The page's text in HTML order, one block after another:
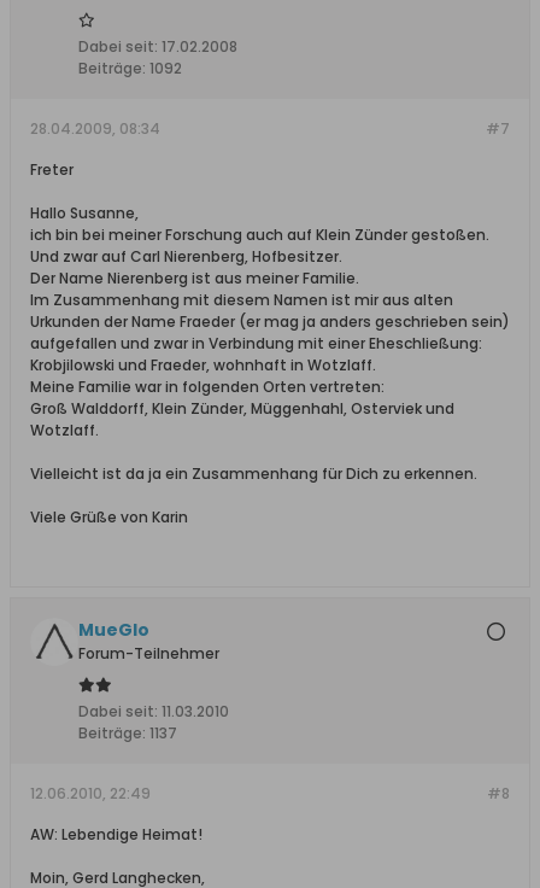
Dabei seit: 17.02.2008
Beiträge: 1092
#7
28.04.2009, 08:34
Freter
Hallo Susanne,
ich bin bei meiner Forschung auch auf Klein Zünder gestoßen.
Und zwar auf Carl Nierenberg, Hofbesitzer.
Der Name Nierenberg ist aus meiner Familie.
Im Zusammenhang mit diesem Namen ist mir aus alten
Urkunden der Name Fraeder (er mag ja anders geschrieben sein)
aufgefallen und zwar in Verbindung mit einer Eheschließung:
Krobjilowski und Fraeder, wohnhaft in Wotzlaff.
Meine Familie war in folgenden Orten vertreten:
Groß Walddorff, Klein Zünder, Müggenhahl, Osterviek und
Wotzlaff.
Vielleicht ist da ja ein Zusammenhang für Dich zu erkennen.
Viele Grüße von Karin
MueGlo
Forum-Teilnehmer
Dabei seit: 11.03.2010
Beiträge: 1137
#8
12.06.2010, 22:49
AW: Lebendige Heimat!
Moin, Gerd Langhecken,